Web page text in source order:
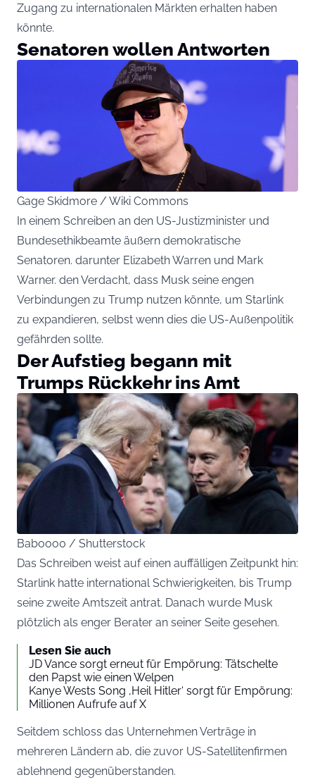
Zugang zu internationalen Märkten erhalten haben
könnte.
Senatoren wollen Antworten
Gage Skidmore / Wiki Commons
In einem Schreiben an den US-Justizminister und
Bundesethikbeamte äußern demokratische
Senatoren. darunter Elizabeth Warren und Mark
Warner. den Verdacht, dass Musk seine engen
Verbindungen zu Trump nutzen könnte, um Starlink
zu expandieren, selbst wenn dies die US-Außenpolitik
gefährden sollte.
Der Aufstieg begann mit
Trumps Rückkehr ins Amt
Babooo0 / Shutterstock
Das Schreiben weist auf einen auffälligen Zeitpunkt hin:
Starlink hatte international Schwierigkeiten, bis Trump
seine zweite Amtszeit antrat. Danach wurde Musk
plötzlich als enger Berater an seiner Seite gesehen.
Lesen Sie auch
JD Vance sorgt erneut für Empörung: Tätschelte
den Papst wie einen Welpen
Kanye Wests Song ‚Heil Hitler‘ sorgt für Empörung:
Millionen Aufrufe auf X
Seitdem schloss das Unternehmen Verträge in
mehreren Ländern ab, die zuvor US-Satellitenfirmen
ablehnend gegenüberstanden.